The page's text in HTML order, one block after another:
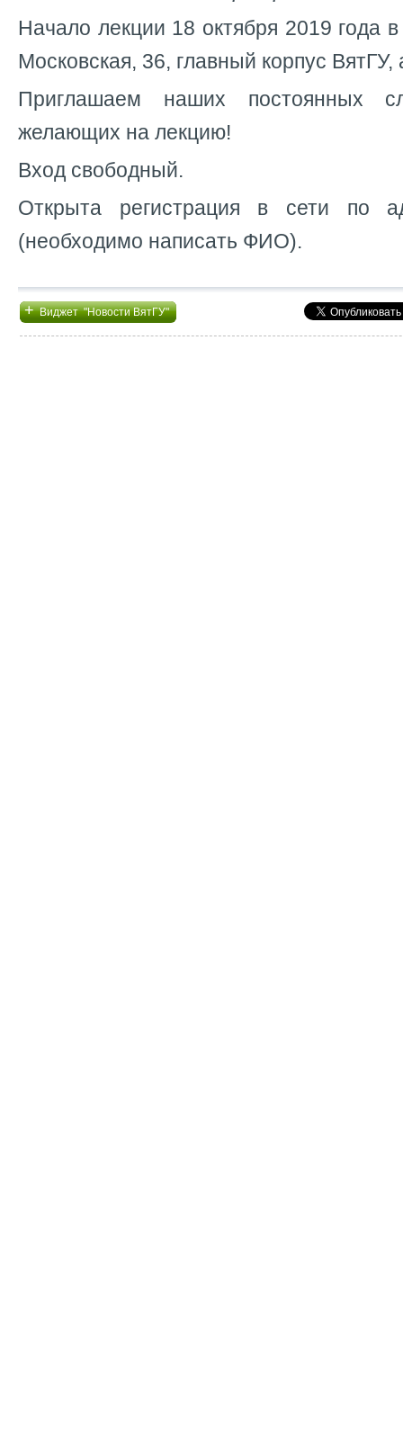
Начало лекции 18 октября 2019 года
Московская, 36, главный корпус ВятГУ,
Приглашаем наших постоянных
желающих на лекцию!
Вход свободный.
Открыта регистрация в сети по
(необходимо написать ФИО).
+Виджет "Новости ВятГУ"